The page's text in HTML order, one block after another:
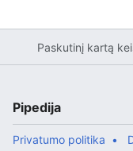
Paskutinį kartą
Pipedija
Privatumo politika